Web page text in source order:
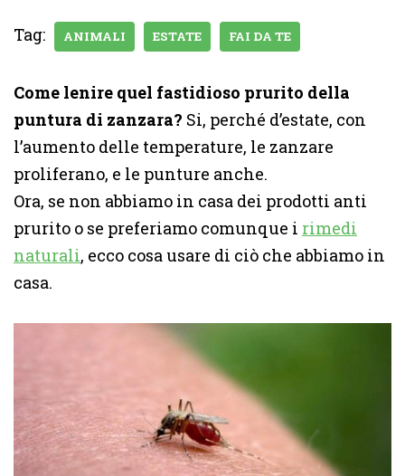
Tag: ANIMALI ESTATE FAI DA TE
Come lenire quel fastidioso prurito della
puntura di zanzara? Si, perché d’estate, con
l’aumento delle temperature, le zanzare
proliferano, e le punture anche.
Ora, se non abbiamo in casa dei prodotti anti
prurito o se preferiamo comunque i rimedi
naturali, ecco cosa usare di ciò che abbiamo in
casa.